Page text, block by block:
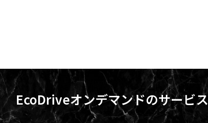
EcoDriveオンデマンドのサービス